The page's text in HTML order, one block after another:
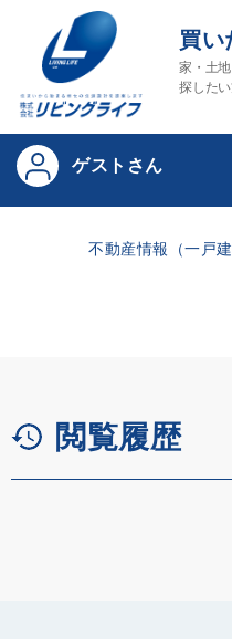
買い
家・土
探した
ゲストさん
不動産情報（一戸
閲覧履歴